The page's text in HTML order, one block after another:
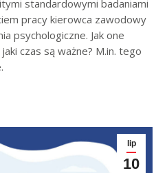
standardowymi badaniami
pracy kierowca zawodowy
psychologiczne. Jak one
czas są ważne? M.in. tego
lip
10